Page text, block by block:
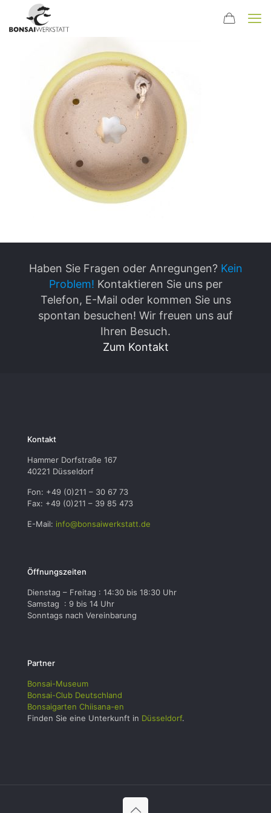
Haben Sie Fragen oder Anregungen? Kein
Problem! Kontaktieren Sie uns per
Telefon, E-Mail oder kommen Sie uns
spontan besuchen! Wir freuen uns auf
Ihren Besuch.
Zum Kontakt
Kontakt
Hammer Dorfstraße 167
40221 Düsseldorf
Fon: +49 (0)211 – 30 67 73
Fax: +49 (0)211 – 39 85 473
E-Mail: info@bonsaiwerkstatt.de
Öffnungszeiten
Dienstag – Freitag : 14:30 bis 18:30 Uhr
Samstag : 9 bis 14 Uhr
Sonntags nach Vereinbarung
Partner
Bonsai-Museum
Bonsai-Club Deutschland
Bonsaigarten Chiisana-en
Finden Sie eine Unterkunft in Düsseldorf.